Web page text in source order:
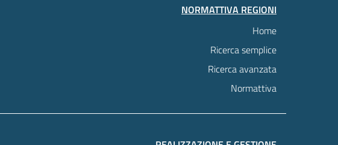
NORMATTIVA REGIONI
Home
Ricerca semplice
Ricerca avanzata
Normattiva